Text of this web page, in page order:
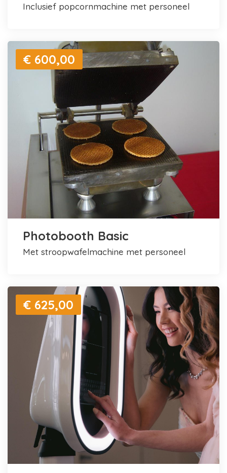
inclusief popcornmachine met personeel
€ 600,00
Photobooth Basic
met stroopwafelmachine met personeel
€ 625,00